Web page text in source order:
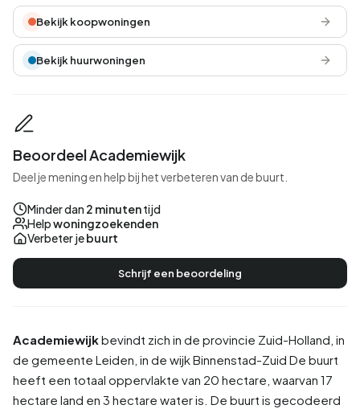
Academiewijkbevindt zich in de provincie Zuid-Holland , in
de gemeente Leiden , in de wijkBinnenstad-Zuid De buurt
heeft een totaal oppervlakte van 20 hectare, waarvan 17
hectare land en 3 hectare water is. De buurt is gecodeerd
Bekijk koopwoningen
Bekijk huurwoningen
Beoordeel Academiewijk
Deel je mening en help bij het verbeteren van de buurt.
Minder dan 2 minutentijd
Helpwoningzoekenden
Verbeter jebuurt
Schrijf een beoordeling